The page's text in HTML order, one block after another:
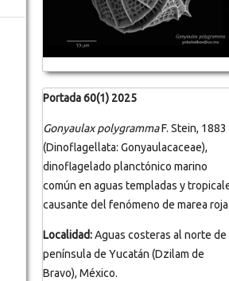
Portada 60(1) 2025
Gonyaulax polygrammaF. Stein, 1883
(Dinoflagellata: Gonyaulacaceae),
dinoflagelado planctónico marino
común en aguas templadas y
causante del fenómeno de marea roja.
Localidad:Aguas costeras al norte de
península de Yucatán (Dzilam de
Bravo), México.